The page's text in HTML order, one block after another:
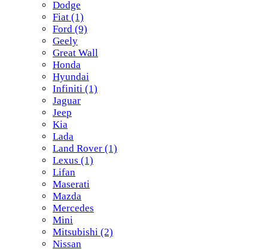
Dodge
Fiat (1)
Ford (9)
Geely
Great Wall
Honda
Hyundai
Infiniti (1)
Jaguar
Jeep
Kia
Lada
Land Rover (1)
Lexus (1)
Lifan
Maserati
Mazda
Mercedes
Mini
Mitsubishi (2)
Nissan